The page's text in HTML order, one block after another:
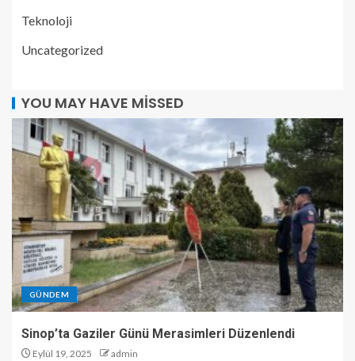
Teknoloji
Uncategorized
YOU MAY HAVE MISSED
GÜNDEM
Sinop’ta Gaziler Günü Merasimleri Düzenlendi
Eylül 19, 2025 admin